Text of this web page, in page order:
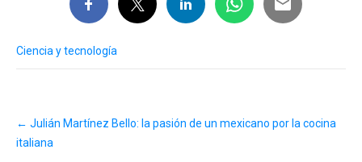
Ciencia y tecnología
navigation
← Julián Martínez Bello: la pasión de un mexicano por la cocina
italiana